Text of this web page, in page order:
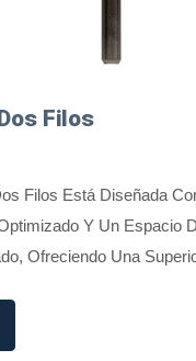
Filos
Filos Está Diseñada
Y Un Espacio
Ofreciendo Una